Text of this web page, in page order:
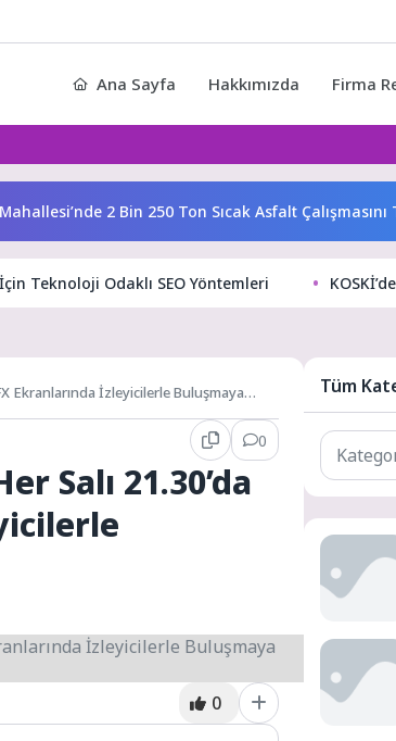
Ana Sayfa Hakkımızda Firma
2 Bin 250 Ton Sıcak Asfalt Çalışmasını
Teknoloji Odaklı SEO Yöntemleri
Ekranlarında İzleyicilerle Buluşmaya
0
Salı 21.30’da
0
Tüm
Tüm